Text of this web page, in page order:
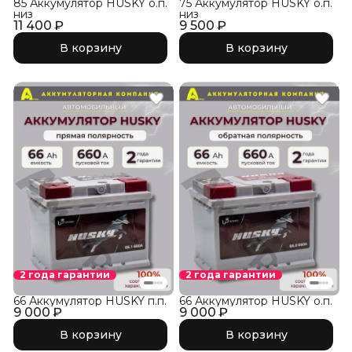
11 400 ₽
85 Аккумулятор HUSKY о.п.
низ
В корзину
9 500 ₽
75 Аккумулятор HUSKY о.п.
низ
В корзину
2 года гарантии
9 000 ₽
66 Аккумулятор HUSKY п.п.
В корзину
2 года гарантии
9 000 ₽
66 Аккумулятор HUSKY о.п.
В корзину